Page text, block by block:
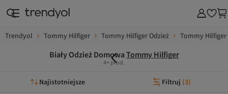
Trendyol Tommy Hilfiger Tommy Hilfiger Odzież Tommy
Biały Odzież Domowa Tommy Hilfiger
4+ prod.
Najistotniejsze Filtruj (3)